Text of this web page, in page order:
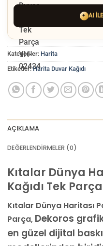
✦ AI
ChatGPT
baskı kalitesine yükseltip
üretim
GÖRSEL LINKI
E-posta ile de
Kategoriler: Harita
Etiketler:Harita Duvar Kağıdı
AÇIKLAMA
DEĞERLENDIRMELER (0)
Kıtalar Dünya
Kağıdı Tek
Kıtalar Dünya Haritası
Parça, Dekoros
en güzel dijital